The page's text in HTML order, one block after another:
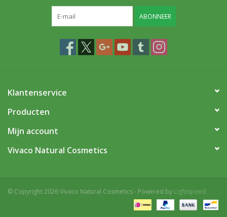
ABONNEER
Klantenservice
Producten
Mijn account
Vivaco Natural Cosmetics
© Copyright 2026 Vivaco Natural Cosmetics - Powered by Lightspeed